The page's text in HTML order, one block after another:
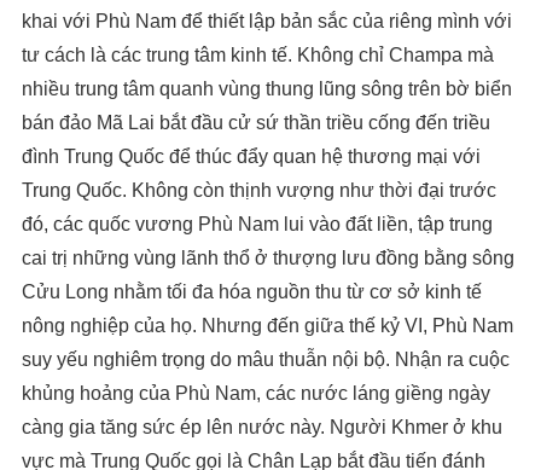
khai với Phù Nam để thiết lập bản sắc của riêng mình với
tư cách là các trung tâm kinh tế. Không chỉ Champa mà
nhiều trung tâm quanh vùng thung lũng sông trên bờ biển
bán đảo Mã Lai bắt đầu cử sứ thần triều cống đến triều
đình Trung Quốc để thúc đẩy quan hệ thương mại với
Trung Quốc. Không còn thịnh vượng như thời đại trước
đó, các quốc vương Phù Nam lui vào đất liền, tập trung
cai trị những vùng lãnh thổ ở thượng lưu đồng bằng sông
Cửu Long nhằm tối đa hóa nguồn thu từ cơ sở kinh tế
nông nghiệp của họ. Nhưng đến giữa thế kỷ VI, Phù Nam
suy yếu nghiêm trọng do mâu thuẫn nội bộ. Nhận ra cuộc
khủng hoảng của Phù Nam, các nước láng giềng ngày
càng gia tăng sức ép lên nước này. Người Khmer ở khu
vực mà Trung Quốc gọi là Chân Lạp bắt đầu tiến đánh